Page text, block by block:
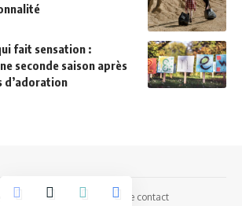
fait sensation :
seconde saison après
d’adoration
Générales d’Utilisation Page contact